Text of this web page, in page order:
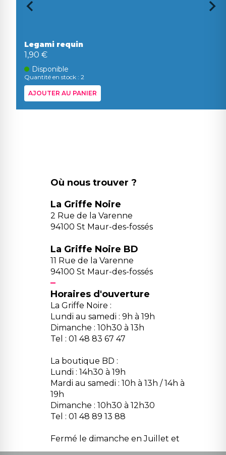
Legami requin
1,90 €
Disponible
Quantité en stock : 2
AJOUTER AU PANIER
Où nous trouver ?
La Griffe Noire
2 Rue de la Varenne
94100 St Maur-des-fossés
La Griffe Noire BD
11 Rue de la Varenne
94100 St Maur-des-fossés
Horaires d'ouverture
La Griffe Noire :
Lundi au samedi : 9h à 19h
Dimanche : 10h30 à 13h
Tel : 01 48 83 67 47
La boutique BD :
Lundi : 14h30 à 19h
Mardi au samedi : 10h à 13h / 14h à
19h
Dimanche : 10h30 à 12h30
Tel : 01 48 89 13 88
Fermé le dimanche en Juillet et
Août